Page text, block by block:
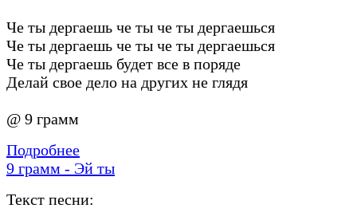
Че ты дергаешь че ты че ты дергаешься
Че ты дергаешь че ты че ты дергаешься
Че ты дергаешь будет все в поряде
Делай свое дело на других не глядя
@ 9 грамм
Подробнее
9 грамм - Эй ты
Текст песни: